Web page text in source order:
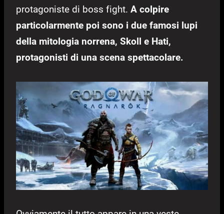
protagoniste di boss fight. A colpire
particolarmente poi sono i due famosi lupi
della mitologia norrena, Skoll e Hati,
protagonisti di una scena spettacolare.